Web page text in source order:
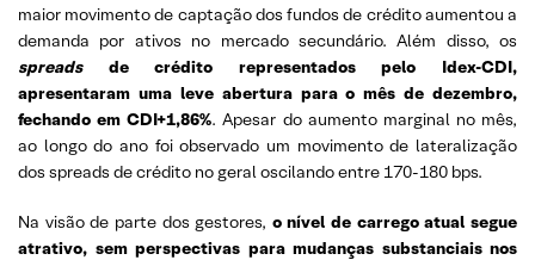
maior movimento de captação dos fundos de crédito aumentou a
demanda por ativos no mercado secundário. Além disso, os
spreadsde crédito representados pelo Idex-CDI,
apresentaram uma leve abertura para o mês de dezembro,
fechando em CDI+1,86%. Apesar do aumento marginal no mês,
ao longo do ano foi observado um movimento de lateralização
dos spreads de crédito no geral oscilando entre 170-180 bps.
Na visão de parte dos gestores, o nível de carrego atual segue
atrativo, sem perspectivas para mudanças substanciais nos